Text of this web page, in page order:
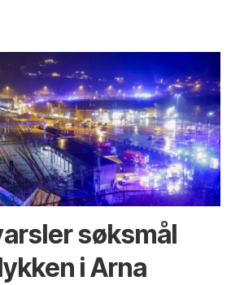
søksmål
i Arna